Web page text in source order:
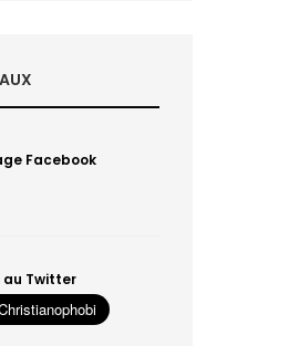
Facebook
au Twitter